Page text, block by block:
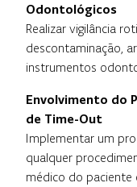
Odontológicos
Realizar vigilância
descontaminação,
instrumentos
Envolvimento do
de Time-Out
Implementar um
qualquer
médico do paciente